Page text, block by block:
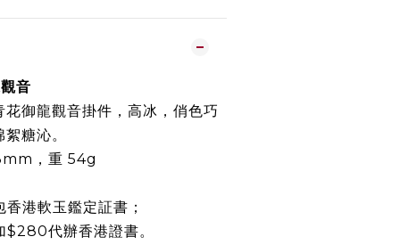
音
御龍觀音掛件，高冰，俏色巧
糖沁。
，重 54g
港軟玉鑑定証書；
$280代辦香港證書。